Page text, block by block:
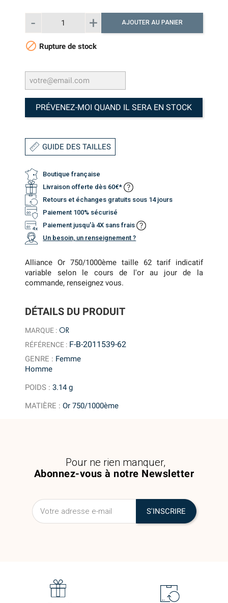
DÉTAILS DU PRODUIT
MARQUE : OR
RÉFÉRENCE : F-B-2011539-62
GENRE : Femme
Homme
POIDS :3.14 g
MATIÈRE :Or 750/1000ème
GUIDE DES TAILLES
AJOUTER AU PANIER
 Rupture de stock
PRÉVENEZ-MOI QUAND IL SERA EN STOCK
Boutique française
Livraison offerte dès 60€*
Retours et échanges gratuits sous 14 jours
Paiement 100% sécurisé
Paiement jusqu'à 4X sans frais
Un besoin, un renseignement ?
Alliance Or 750/1000ème taille 62 tarif indicatif
variable selon le cours de l'or au jour de la
commande, renseignez vous.
Abonnez-vous à notre Newsletter
Pour ne rien manquer,